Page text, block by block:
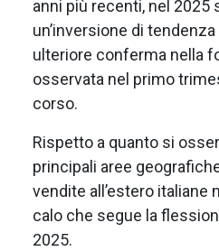
anni più recenti, nel 2025
un’inversione di
ulteriore conferma nella
osservata nel primo
corso.
Rispetto a quanto si
principali aree
vendite all’estero italiane
calo che segue la
2025.